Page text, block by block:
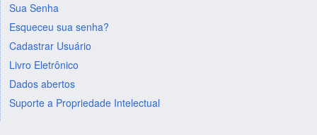
Sua Senha
Esqueceu sua senha?
Cadastrar Usuário
Livro Eletrônico
Dados abertos
Suporte a Propriedade Intelectual